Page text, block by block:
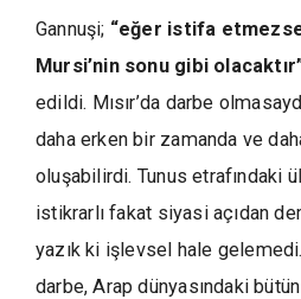
Gannuşi; “eğer istifa
Mursi’nin sonu gibi
edildi. Mısır’da darbe
daha erken bir zamanda ve
oluşabilirdi. Tunus etrafındaki
istikrarlı fakat siyasi açıdan
yazık ki işlevsel hale gelemedi.
darbe, Arap dünyasındaki